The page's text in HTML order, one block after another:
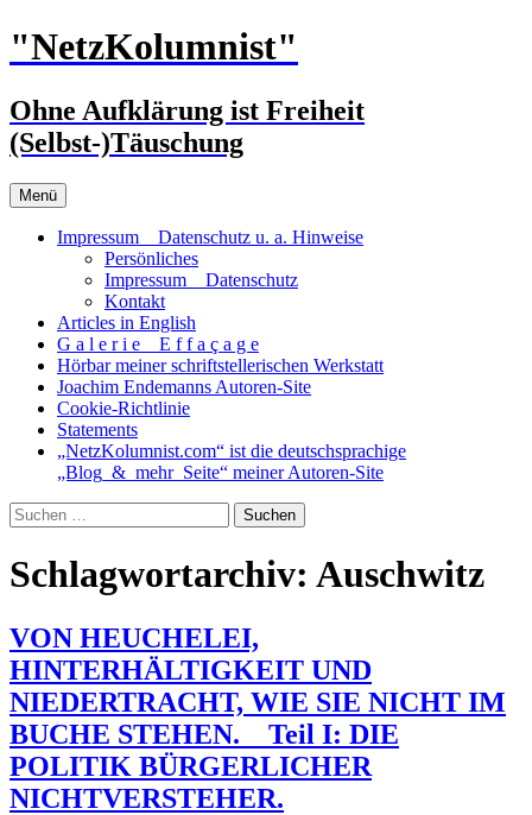
Zum
Inhalt
"NetzKolumnist"
Ohne Aufklärung ist Freiheit
(Selbst-)Täuschung
Menü
Impressum _ Datenschutz u. a. Hinweise
Persönliches
Impressum _ Datenschutz
Kontakt
Articles in English
G a l e r i e _ E f f a ç a g e
Hörbar meiner schriftstellerischen Werkstatt
Joachim Endemanns Autoren-Site
Cookie-Richtlinie
Statements
„NetzKolumnist.com“ ist die deutschsprachige
„Blog_&_mehr_Seite“ meiner Autoren-Site
Suchen
nach:
Schlagwortarchiv: Auschwitz
VON HEUCHELEI,
HINTERHÄLTIGKEIT UND
NIEDERTRACHT, WIE SIE NICHT IM
BUCHE STEHEN. _ Teil I: DIE
POLITIK BÜRGERLICHER
NICHTVERSTEHER.